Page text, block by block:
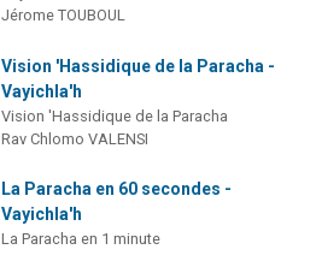
Jérome TOUBOUL
Vision 'Hassidique de la Paracha -
Vayichla'h
Vision 'Hassidique de la Paracha
Rav Chlomo VALENSI
La Paracha en 60 secondes -
Vayichla'h
La Paracha en 1 minute